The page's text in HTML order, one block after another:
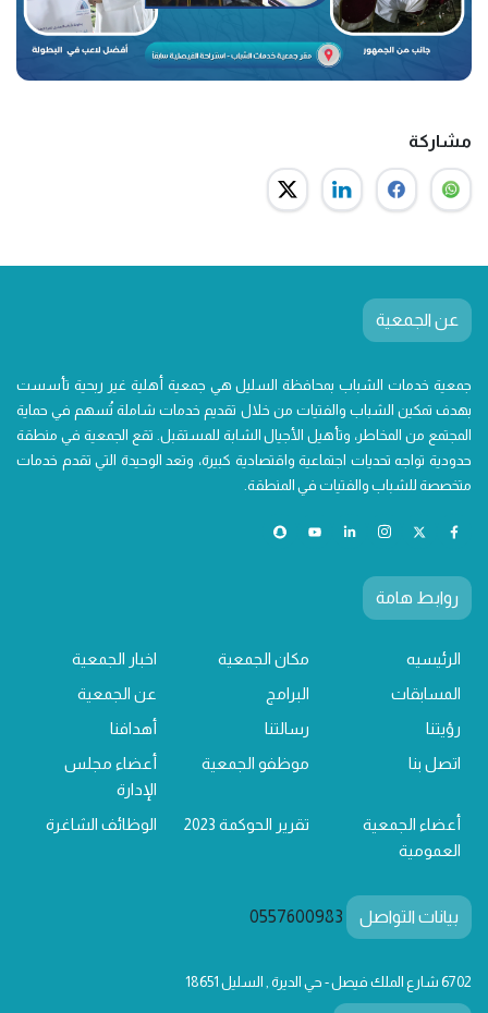
مشاركة
عن الجمعية
جمعية خدمات الشباب بمحافظة السليل هي جمعية أهلية غير ربحية تأسست
بهدف تمكين الشباب والفتيات من خلال تقديم خدمات شاملة تُسهم في حماية
المجتمع من المخاطر، وتأهيل الأجيال الشابة للمستقبل. تقع الجمعية في منطقة
حدودية تواجه تحديات اجتماعية واقتصادية كبيرة، وتعد الوحيدة التي تقدم خدمات
متخصصة للشباب والفتيات في المنطقة.
روابط هامة
الرئيسيه مكان الجمعية
اخبار الجمعية
المسابقات
البرامج
عن الجمعية
رؤيتنا
رسالتنا
أهدافنا
اتصل بنا
موظفو الجمعية
أعضاء مجلس
الإدارة
أعضاء الجمعية
العمومية
تقرير الحوكمة 2023 الوظائف الشاغرة
بيانات التواصل 0557600983
6702 شارع الملك فيصل - حي الديرة , السليل 18651